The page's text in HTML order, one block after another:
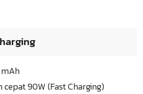
cepat 90W (Fast Charging)